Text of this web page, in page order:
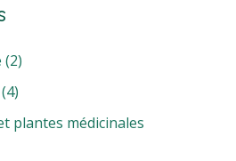
(2)
(4)
plantes médicinales